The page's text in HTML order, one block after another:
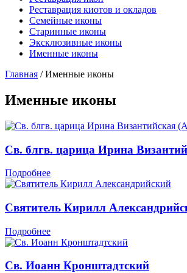
Реставрация киотов и окладов
Семейные иконы
Старинные иконы
Эксклюзивные иконы
Именные иконы
Главная /Именные иконы
Именные иконы
Св. блгв. царица Ирина
Подробнее
Святитель Кирилл
Подробнее
Св. Иоанн Кронштадтский